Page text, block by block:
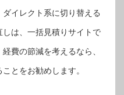
イレクト系に切り替える
は、一括見積りサイトで
費の節減を考えるなら、
とをお勧めします。